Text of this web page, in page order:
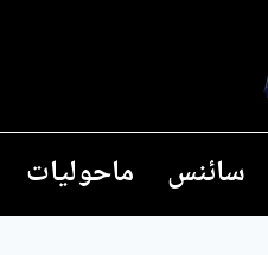
سائنس ماحولیات